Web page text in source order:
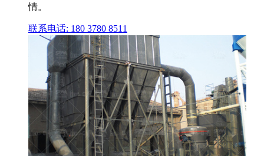
情。
联系电话: 180 3780 8511